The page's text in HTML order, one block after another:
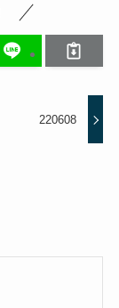
220608